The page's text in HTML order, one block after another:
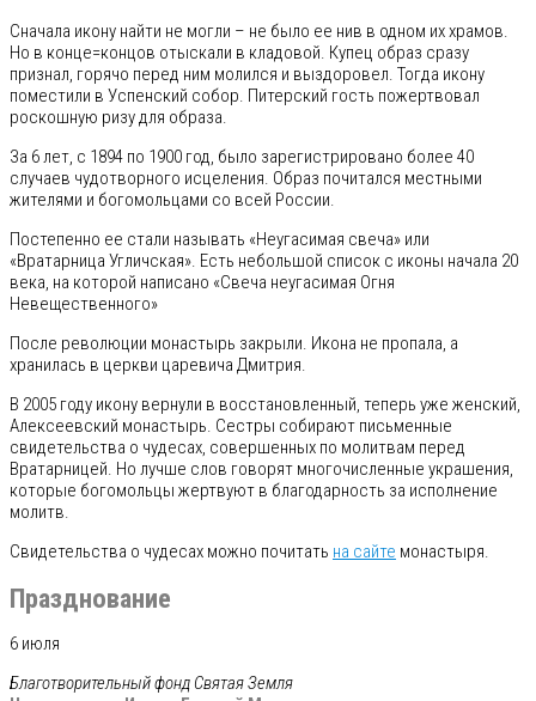
Сначала икону найти не могли – не было ее нив в одном их храмов.
Но в конце=концов отыскали в кладовой. Купец образ сразу
признал, горячо перед ним молился и выздоровел. Тогда икону
поместили в Успенский собор. Питерский гость пожертвовал
роскошную ризу для образа.
За 6 лет, с 1894 по 1900 год, было зарегистрировано более 40
случаев чудотворного исцеления. Образ почитался местными
жителями и богомольцами со всей России.
Постепенно ее стали называть «Неугасимая свеча» или
«Вратарница Угличская». Есть небольшой список с иконы начала 20
века, на которой написано «Свеча неугасимая Огня
Невещественного»
После революции монастырь закрыли. Икона не пропала, а
хранилась в церкви царевича Дмитрия.
В 2005 году икону вернули в восстановленный, теперь уже женский,
Алексеевский монастырь. Сестры собирают письменные
свидетельства о чудесах, совершенных по молитвам перед
Вратарницей. Но лучше слов говорят многочисленные украшения,
которые богомольцы жертвуют в благодарность за исполнение
молитв.
Свидетельства о чудесах можно почитать на сайте монастыря.
Празднование
6 июля
Благотворительный фонд Святая Земля